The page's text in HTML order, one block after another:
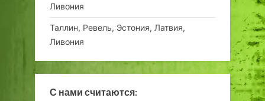
Ливония
Таллин, Ревель, Эстония, Латвия,
Ливония
С нами считаются: